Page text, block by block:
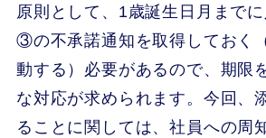
原則として、1歳誕生日月まで
③の不承諾通知を取得しておく
動する）必要があるので、期限
な対応が求められます。今回、
ることに関しては、社員への周